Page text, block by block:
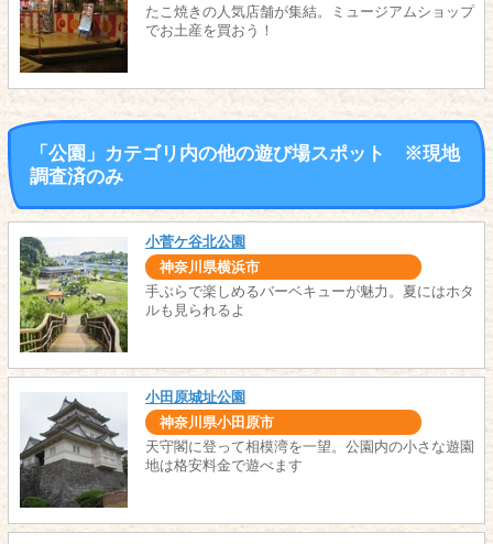
たこ焼きの人気店舗が集結。ミュージアムショップ
でお土産を買おう！
「公園」カテゴリ内の他の遊び場スポット ※現地
調査済のみ
小菅ケ谷北公園
神奈川県横浜市
手ぶらで楽しめるバーベキューが魅力。夏にはホタ
ルも見られるよ
小田原城址公園
神奈川県小田原市
天守閣に登って相模湾を一望。公園内の小さな遊園
地は格安料金で遊べます